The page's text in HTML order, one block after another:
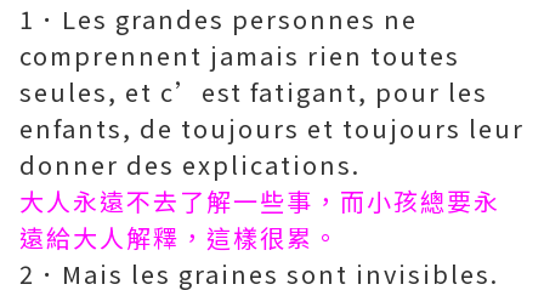
1．Les grandes personnes ne
comprennent jamais rien toutes
seules, et c’est fatigant, pour les
enfants, de toujours et toujours leur
donner des explications.
大人永遠不去了解一些事，而小孩總要永
遠給大人解釋，這樣很累。
2．Mais les graines sont invisibles.